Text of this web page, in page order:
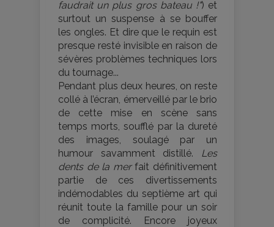
faudrait un plus gros bateau !") et
surtout un suspense à se bouffer
les ongles. Et dire que le requin est
presque resté invisible en raison de
sévères problèmes techniques lors
du tournage...
Pendant plus deux heures, on reste
collé à l’écran, émerveillé par le brio
de cette mise en scène sans
temps morts, soufflé par la dureté
des images, soulagé par un
humour savamment distillé.
Les
dents de la merfait définitivement
partie de ces divertissements
indémodables du septième art qui
réunit toute la famille pour un soir
de complicité. Encore joyeux